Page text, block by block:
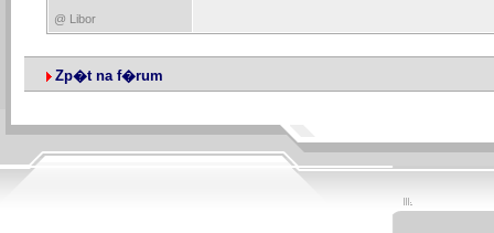
@ Libor
Zp�t na f�rum